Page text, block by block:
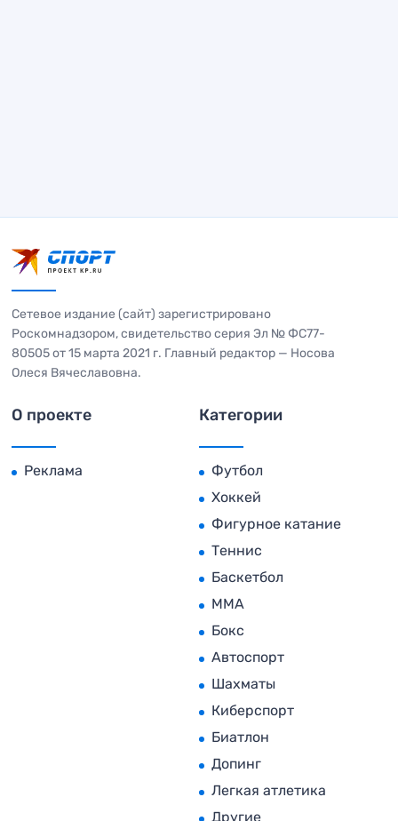
Сетевое издание (сайт) зарегистрировано
Роскомнадзором, свидетельство серия Эл № ФС77-
80505 от 15 марта 2021 г. Главный редактор — Носова
Олеся Вячеславовна.
О проекте
Реклама
Категории
Футбол
Хоккей
Фигурное катание
Теннис
Баскетбол
MMA
Бокс
Автоспорт
Шахматы
Киберспорт
Биатлон
Допинг
Легкая атлетика
Другие